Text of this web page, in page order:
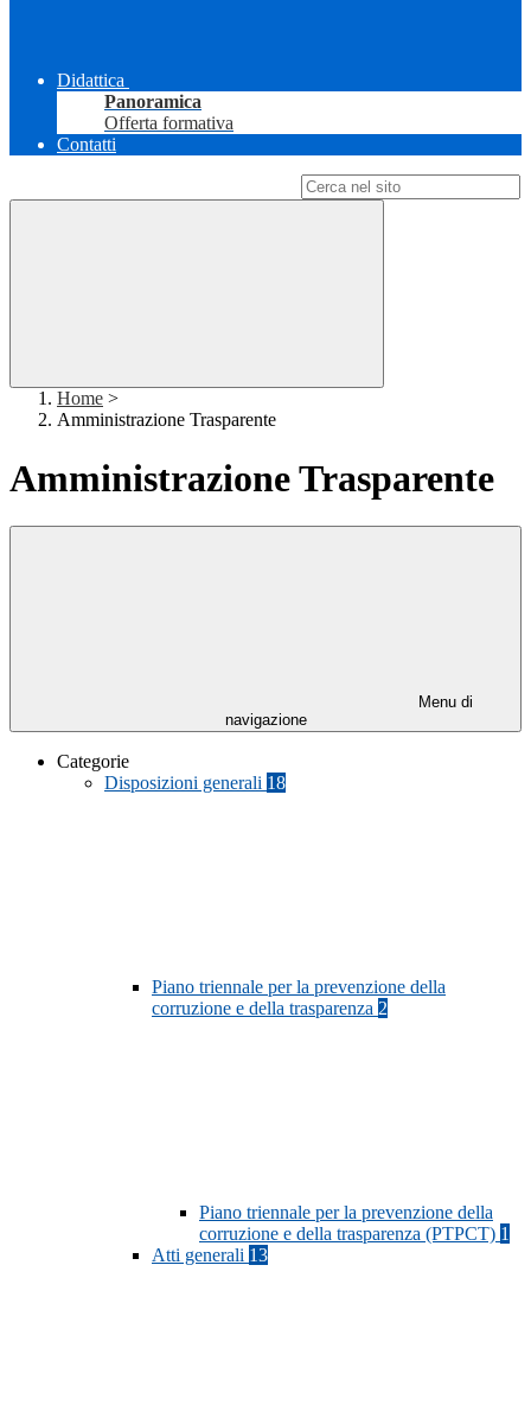
Didattica
Panoramica
Offerta formativa
Contatti
Home >
Amministrazione Trasparente
Amministrazione Trasparente
Menu di
navigazione
Categorie
Disposizioni generali 18
Piano triennale per la prevenzione della
corruzione e della trasparenza 2
Piano triennale per la prevenzione della
corruzione e della trasparenza (PTPCT) 1
Atti generali 13